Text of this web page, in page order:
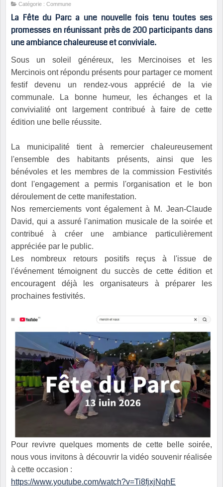
Catégorie : Commune
La Fête du Parc a une nouvelle fois tenu toutes ses
promesses en réunissant près de 200 participants dans
une ambiance chaleureuse et conviviale.
Sous un soleil généreux, les Mercinoises et les
Mercinois ont répondu présents pour partager ce moment
festif devenu un rendez-vous apprécié de la vie
communale. La bonne humeur, les échanges et la
convivialité ont largement contribué à faire de cette
édition une belle réussite.
La municipalité tient à remercier chaleureusement
l'ensemble des habitants présents, ainsi que les
bénévoles et les membres de la commission Festivités
dont l'engagement a permis l'organisation et le bon
déroulement de cette manifestation.
Nos remerciements vont également à M. Jean-Claude
David, qui a assuré l'animation musicale de la soirée et
contribué à créer une ambiance particulièrement
appréciée par le public.
Les nombreux retours positifs reçus à l'issue de
l'événement témoignent du succès de cette édition et
encouragent déjà les organisateurs à préparer les
prochaines festivités.
Pour revivre quelques moments de cette belle soirée,
nous vous invitons à découvrir la vidéo souvenir réalisée
à cette occasion :
https://www.youtube.com/watch?v=Ti8fjxjNqhE